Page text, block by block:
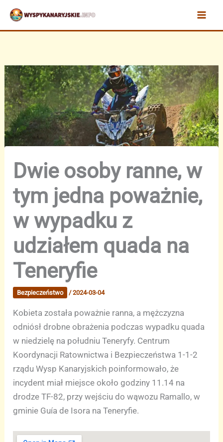
Przejdź
treści
Dwie osoby ranne, w
tym jedna poważnie,
w wypadku z
udziałem quada na
Teneryfie
Bezpieczeństwo /2024-03-04
Kobieta została poważnie ranna, a mężczyzna
odniósł drobne obrażenia podczas wypadku quada
w niedzielę na południu Teneryfy. Centrum
Koordynacji Ratownictwa i Bezpieczeństwa 1-1-2
rządu Wysp Kanaryjskich poinformowało, że
incydent miał miejsce około godziny 11.14 na
drodze TF-82, przy wejściu do wąwozu Ramallo, w
gminie Guía de Isora na Teneryfie.